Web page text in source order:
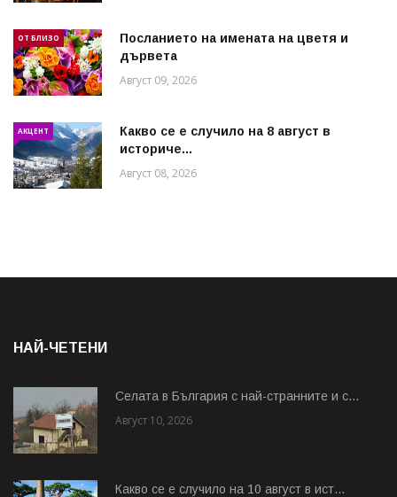
ОТ БЛИЗО
Посланието на имената на цветя и
дървета
Август 09, 2026
АКЦЕНТ
Какво се е случило на 8 август в
историче...
Август 08, 2026
НАЙ-ЧЕТЕНИ
Cелата в България с най-странните и с...
Август 10, 2026
Какво се е случило на 10 август в ист...